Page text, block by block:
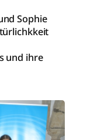
Sophie
und ihre